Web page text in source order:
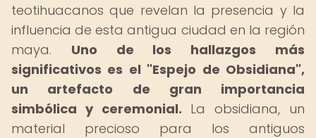
teotihuacanos que revelan la presencia y la
influencia de esta antigua ciudad en la región
maya. Uno de los hallazgos más
significativos es el "Espejo de Obsidiana",
un artefacto de gran importancia
simbólica y ceremonial. La obsidiana, un
material precioso para los antiguos